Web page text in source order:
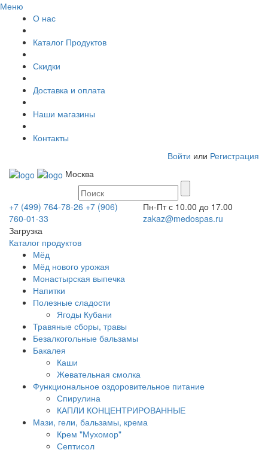
Меню
О нас
Каталог Продуктов
Скидки
Доставка и оплата
Наши магазины
Контакты
Войти или Регистрация
Москва
+7 (499) 764-78-26 +7 (906)
760-01-33
Пн-Пт с 10.00 до 17.00
zakaz@medospas.ru
Загрузка
Каталог продуктов
Мёд
Мёд нового урожая
Монастырская выпечка
Напитки
Полезные сладости
Ягоды Кубани
Травяные сборы, травы
Безалкогольные бальзамы
Бакалея
Каши
Жевательная смолка
Функциональное оздоровительное питание
Спирулина
КАПЛИ КОНЦЕНТРИРОВАННЫЕ
Мази, гели, бальзамы, крема
Крем "Мухомор"
Септисол